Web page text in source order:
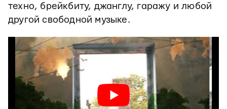
техно, брейкбиту, джанглу, гаражу и любой
другой свободной музыке.